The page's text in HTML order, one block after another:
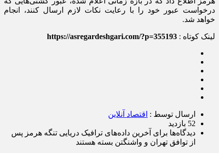
درخواست عبور خود را با رعایت نکات لازم ارسال کنند، انجام
خواهد شد.
لینک کوتاه : https://asregardeshgari.com/?p=355193
ارسال توسط : اقتصاد آنلاین
52 بازدید
دیدگاه‌ها برای آخرین داده‌های ترافیک دریایی تنگه هرمز پس
از توافق تهران و واشنگتن بسته هستند